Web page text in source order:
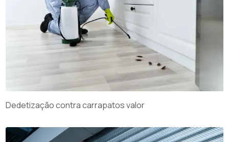
Dedetização contra carrapatos valor